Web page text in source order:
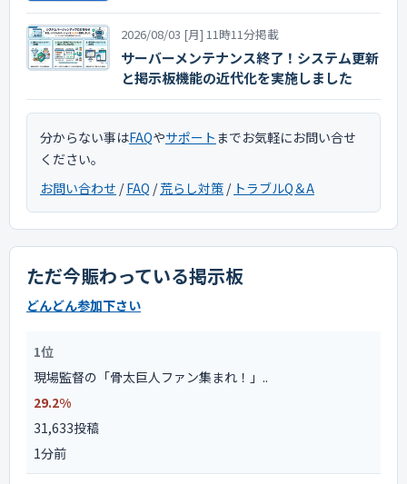
2026/08/03 [月] 11時11分掲載
サーバーメンテナンス終了！システム更新
と掲示板機能の近代化を実施しました
分からない事はFAQやサポート までお気軽にお問い合せ
ください。
お問い合わせ /FAQ /荒らし対策 / トラブルQ＆A
ただ今賑わっている掲示板
どんどん参加下さい
1位
現場監督の「骨太巨人ファン集まれ！」..
29.2%
31,633投稿
1分前